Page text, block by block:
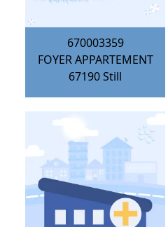
670003359
FOYER APPARTEMENT
67190Still